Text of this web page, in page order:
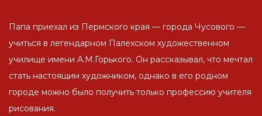
Папа приехал из Пермского края — города Чусового —
учиться в легендарном Палехском художественном
училище имени А.М.Горького. Он рассказывал, что мечтал
стать настоящим художником, однако в его родном
городе можно было получить только профессию учителя
рисования.